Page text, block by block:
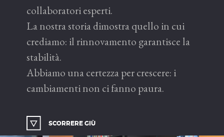
collaboratori esperti.
La nostra storia dimostra quello in cui
crediamo: il rinnovamento garantisce la
stabilità.
Abbiamo una certezza per crescere: i
cambiamenti non ci fanno paura.
SCORRERE GIÙ